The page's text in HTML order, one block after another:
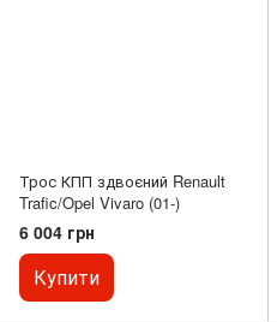
Трос КПП здвоєний Renault
Trafic/Opel Vivaro (01-)
6 004 грн
Купити